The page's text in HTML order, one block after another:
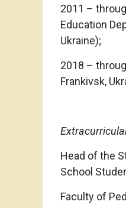
2011 –
Education
Ukraine);
2018 –
Frankivsk,
Head of the
School
Faculty of